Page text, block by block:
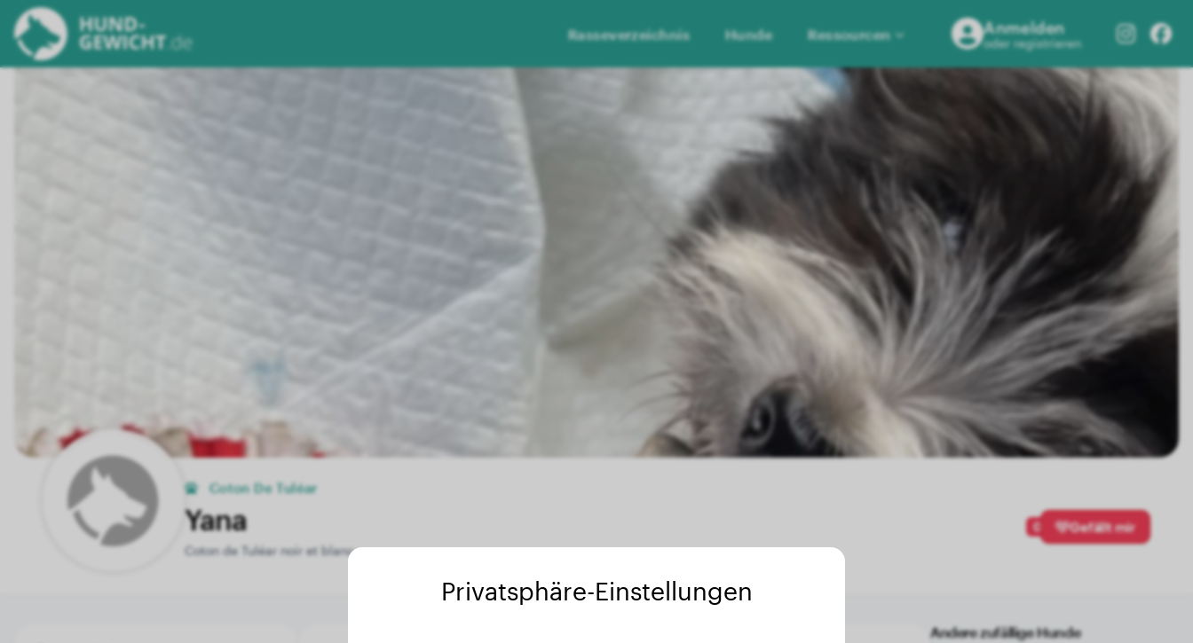
Rasseverzeichnis Hunde Ressourcen Anmelden
oder registrieren
Coton De Tuléar
Yana
Coton de Tuléar noir et blanc
0 Gefällt mir
Andere zufällige Hunde
Privatsphäre-Einstellungen